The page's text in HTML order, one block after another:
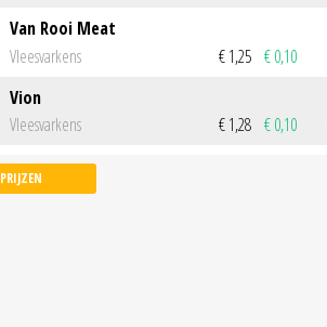
Van Rooi Meat
Vleesvarkens
€ 1,25 € 0,10
Vion
Vleesvarkens
€ 1,28 € 0,10